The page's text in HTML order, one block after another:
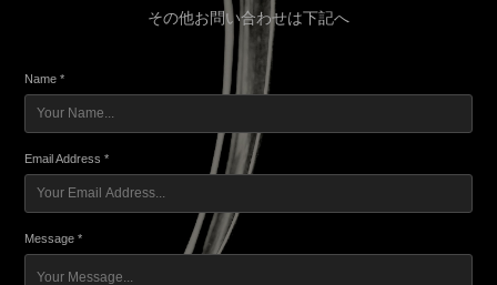
その他お問い合わせは下記へ
Name *
Email Address *
Message *